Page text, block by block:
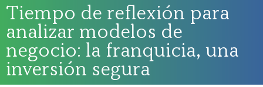
Tiempo de reflexión para
analizar modelos de
negocio: la franquicia, una
inversión segura